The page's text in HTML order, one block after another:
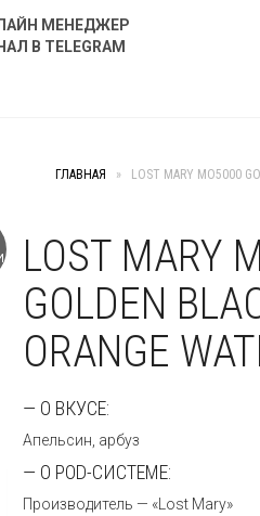
МЕНЕДЖЕР
В TELEGRAM
ГЛАВНАЯ » LOST MARY MO5000
LOST MARY
GOLDEN
ORANGE
— О ВКУСЕ:
Апельсин, арбуз
— О POD-СИСТЕМЕ:
Производитель — «Lost Mary»